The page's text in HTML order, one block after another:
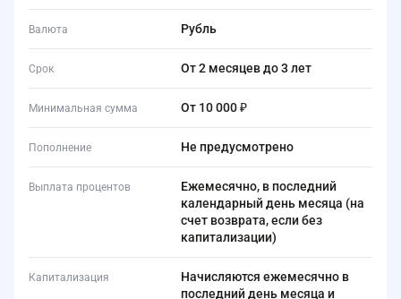
Валюта Рубль
Срок от 2 месяцев до 3 лет
Минимальная сумма от 10 000 ₽
Пополнение Не предусмотрено
Выплата процентов
Ежемесячно, в последний
календарный день месяца (на
счет возврата, если без
капитализации)
Капитализация
Начисляются ежемесячно в
последний день месяца и